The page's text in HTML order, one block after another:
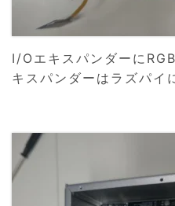
I/Oエキスパンダーに
キスパンダーはラズパイ